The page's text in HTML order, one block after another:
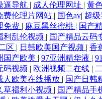
逼导航 | 成人伦理网址 | 黄
费伦理片网站 | 国色av| 超
免费 | 麻豆黑丝蜜桃 | 国产
利乱伦视频 | 国产精品云码
区 | 日韩欧美国产视频 | 香
国产欧美 | 97亚洲精华液 |
码视频 | 欧洲视频二在线 |
人欧美在线播放 | 国产日韩
草福利小视频 | 国产精品手